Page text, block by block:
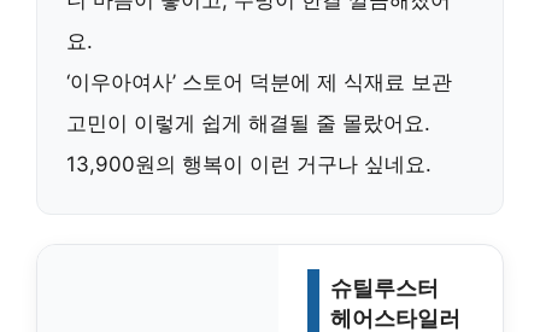
요.
‘이우아여사’ 스토어 덕분에 제 식재료 보관
고민이 이렇게 쉽게 해결될 줄 몰랐어요.
13,900원의 행복이 이런 거구나 싶네요.
슈틸루스터
헤어스타일러